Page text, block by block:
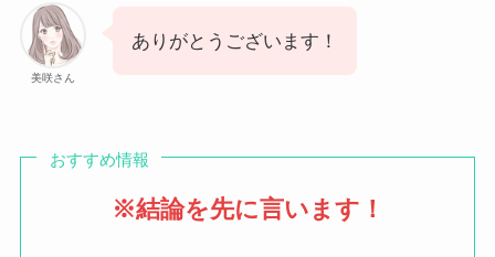
美咲さん
ありがとうございます！
おすすめ情報
※結論を先に言います！